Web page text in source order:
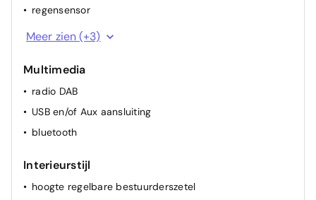
regensensor
spiegel(s) elektr.
airconditioning (manueel)
Meer zien (+3)
Multimedia
radio DAB
USB en/of Aux aansluiting
bluetooth
Interieurstijl
hoogte regelbare bestuurderszetel